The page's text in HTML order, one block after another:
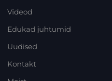
Videod
Edukad juhtumid
Uudised
Kontakt